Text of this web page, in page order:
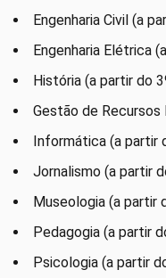
Engenharia Civil (a
Engenharia Elétrica
História (a partir do
Gestão de Recursos
Informática (a partir
Jornalismo (a partir
Museologia (a partir
Pedagogia (a partir
Psicologia (a partir